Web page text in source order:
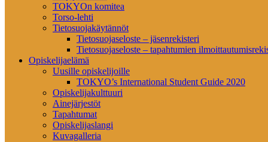
TOKYOn komitea
Torso-lehti
Tietosuojakäytännöt
Tietosuojaseloste – jäsenrekisteri
Tietosuojaseloste – tapahtumien
Opiskelijaelämä
Uusille opiskelijoille
TOKYO’s International Student Guide 2020
Opiskelijakulttuuri
Ainejärjestöt
Tapahtumat
Opiskelijaslangi
Kuvagalleria